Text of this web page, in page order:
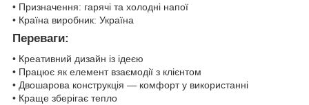
• Призначення: гарячі та холодні напої
• Країна виробник: Україна
Переваги:
• Креативний дизайн із ідеєю
• Працює як елемент взаємодії з клієнтом
• Двошарова конструкція — комфорт у використанні
• Краще зберігає тепло